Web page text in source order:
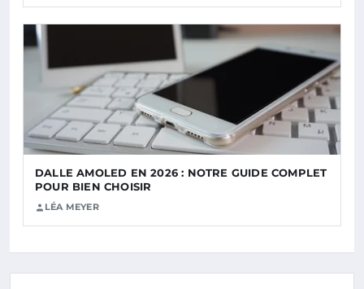
DALLE AMOLED EN 2026 : NOTRE GUIDE COMPLET
POUR BIEN CHOISIR
LÉA MEYER